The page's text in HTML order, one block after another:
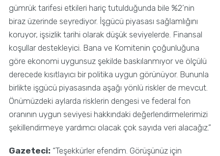
gümrük tarifesi etkileri hariç tutulduğunda bile %2’nin
biraz üzerinde seyrediyor. İşgücü piyasası sağlamlığını
koruyor, işsizlik tarihi olarak düşük seviyelerde. Finansal
koşullar destekleyici. Bana ve Komitenin çoğunluğuna
göre ekonomi uygunsuz şekilde baskılanmıyor ve ölçülü
derecede kısıtlayıcı bir politika uygun görünüyor. Bununla
birlikte işgücü piyasasında aşağı yönlü riskler de mevcut.
Önümüzdeki aylarda risklerin dengesi ve federal fon
oranının uygun seviyesi hakkındaki değerlendirmelerimizi
şekillendirmeye yardımcı olacak çok sayıda veri alacağız.”
Gazeteci: “Teşekkürler efendim. Görüşünüz için